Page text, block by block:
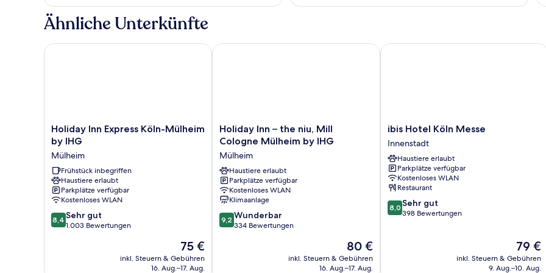
1 Queen-
Bett
und
1
2
Ähnliche Unterkünfte
Holiday
Inn
Express
Köln-
Mülheim
by
IHG
Mülheim
Holiday Inn Express Köln-Mülheim
by IHG
Mülheim
Frühstück inbegriffen
Haustiere erlaubt
Parkplätze verfügbar
Kostenloses WLAN
8.4
von
8,4 Sehr gut
1.003 Bewertungen
Der
Preis
beträgt
75 €
inkl. Steuern & Gebühren
16. Aug.–17. Aug.
Holiday Inn Express Köln-Mülheim by IHG
Holiday
Inn
the
niu,
Mill
Cologne
Mülheim
by
IHG
Holiday Inn – the niu, Mill
Cologne Mülheim by IHG
Mülheim
Haustiere erlaubt
Parkplätze verfügbar
Kostenloses WLAN
Klimaanlage
9.2
von
9,2 Wunderbar
334 Bewertungen
Der
Preis
beträgt
80 €
inkl. Steuern & Gebühren
16. Aug.–17. Aug.
Holiday Inn – the niu, Mill Cologne Mülheim by IHG
ibis
Hotel
Köln
Messe
Innenstadt
ibis Hotel Köln Messe
Innenstadt
Haustiere erlaubt
Parkplätze verfügbar
Kostenloses WLAN
Restaurant
8.0
von
8,0 Sehr gut
398 Bewertungen
Der
Preis
beträgt
79 €
inkl. Steuern & Gebühren
9. Aug.–10. Aug.
ibis Hotel Köln Messe